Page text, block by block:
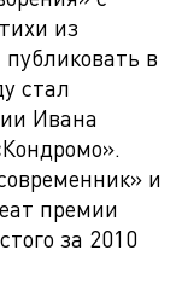
из
в
стал
Ивана
и
премии
за 2010